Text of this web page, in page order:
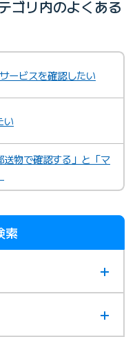
ゴリ内のよくある
ービスを確認したい
い
送物で確認する」と「マ
索